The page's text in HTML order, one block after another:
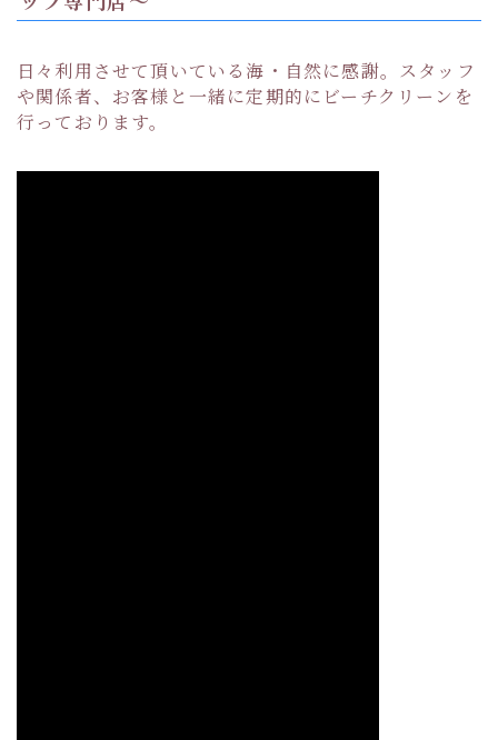
日々利用させて頂いている海・自然に感謝。スタッフ
や関係者、お客様と一緒に定期的にビーチクリーンを
行っております。